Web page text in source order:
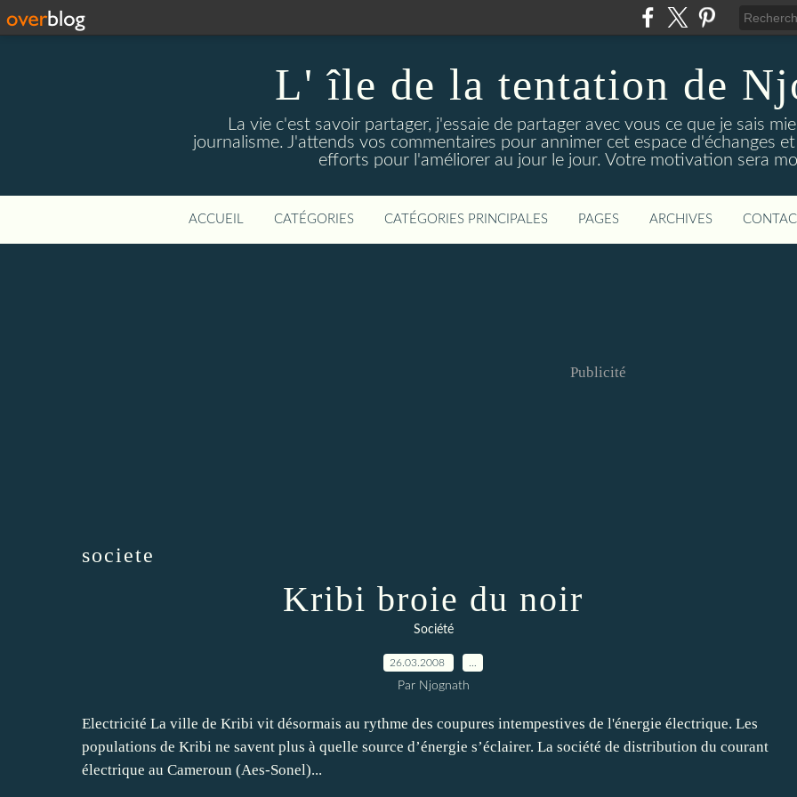
L' île de la tentation de
La vie c'est savoir partager, j'essaie de partager avec vous ce que je sais
journalisme. J'attends vos commentaires pour annimer cet espace d'échanges
efforts pour l'améliorer au jour le jour. Votre motivation sera
ACCUEIL CATÉGORIES CATÉGORIES PRINCIPALES PAGES ARCHIVES
Publicité
societe
Kribi broie du noir
Société
26.03.2008
Par Njognath
Electricité La ville de Kribi vit désormais au rythme des coupures intempestives de l'énergie électrique. Les
populations de Kribi ne savent plus à quelle source d’énergie s’éclairer. La société de distribution du courant
électrique au Cameroun (Aes-Sonel)...